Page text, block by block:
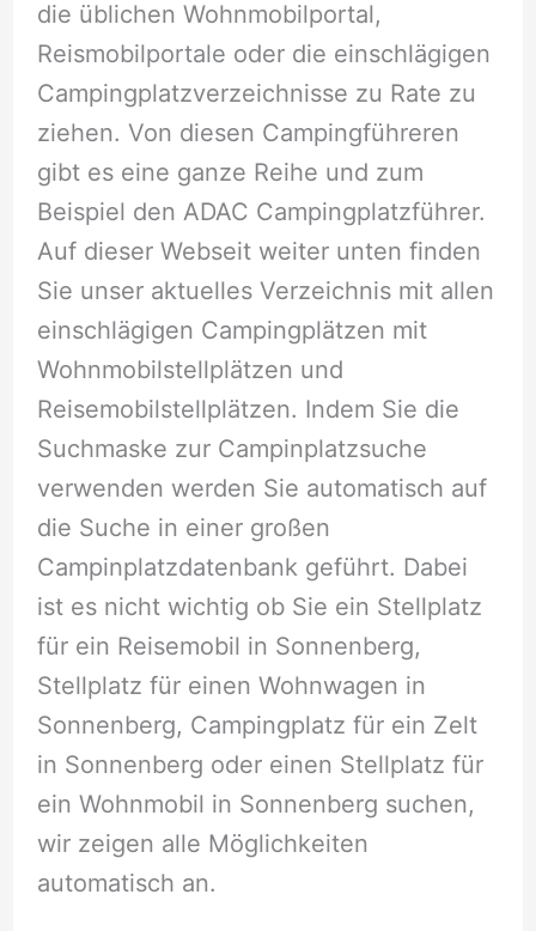
die üblichen Wohnmobilportal,
Reismobilportale oder die einschlägigen
Campingplatzverzeichnisse zu Rate zu
ziehen. Von diesen Campingführeren
gibt es eine ganze Reihe und zum
Beispiel den ADAC Campingplatzführer.
Auf dieser Webseit weiter unten finden
Sie unser aktuelles Verzeichnis mit allen
einschlägigen Campingplätzen mit
Wohnmobilstellplätzen und
Reisemobilstellplätzen. Indem Sie die
Suchmaske zur Campinplatzsuche
verwenden werden Sie automatisch auf
die Suche in einer großen
Campinplatzdatenbank geführt. Dabei
ist es nicht wichtig ob Sie ein Stellplatz
für ein Reisemobil in Sonnenberg,
Stellplatz für einen Wohnwagen in
Sonnenberg, Campingplatz für ein Zelt
in Sonnenberg oder einen Stellplatz für
ein Wohnmobil in Sonnenberg suchen,
wir zeigen alle Möglichkeiten
automatisch an.